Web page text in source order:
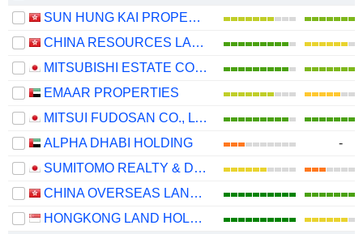
SUN HUNG KAI PROPERTIES LIMITED
CHINA RESOURCES LAND LIMITED
MITSUBISHI ESTATE CO., LTD.
EMAAR PROPERTIES
MITSUI FUDOSAN CO., LTD.
ALPHA DHABI HOLDING
-
SUMITOMO REALTY & DEVELOPMENT CO., LTD.
CHINA OVERSEAS LAND & INVESTMENT LIMITED
HONGKONG LAND HOLDINGS LIMITED